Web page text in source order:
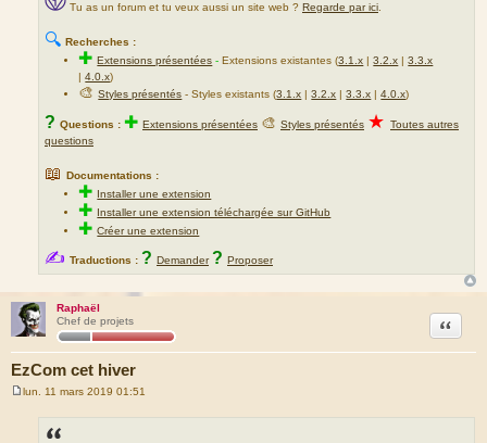
Tu as un forum et tu veux aussi un site web ? Regarde par ici.
🔍 Recherches :
✚Extensions présentées -Extensions existantes (3.1.x |3.2.x |3.3.x
|4.0.x)
🎨Styles présentés - Styles existants (3.1.x |3.2.x |3.3.x |4.0.x)
? Questions : ✚ Extensions présentées 🎨 Styles présentés ★ Toutes autres
questions
📖 Documentations :
✚ Installer une extension
✚ Installer une extension téléchargée sur GitHub
✚Créer une extension
✍ Traductions : ? Demander ? Proposer
Raphaël
Chef de projets
EzCom cet hiver
Citation
lun. 11 mars 2019 01:51